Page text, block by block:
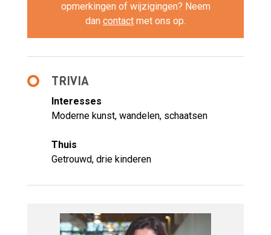
opmerkingen of wijzigingen? Neem
dan contact met ons op.
TRIVIA
Interesses
Moderne kunst, wandelen, schaatsen
Thuis
Getrouwd, drie kinderen